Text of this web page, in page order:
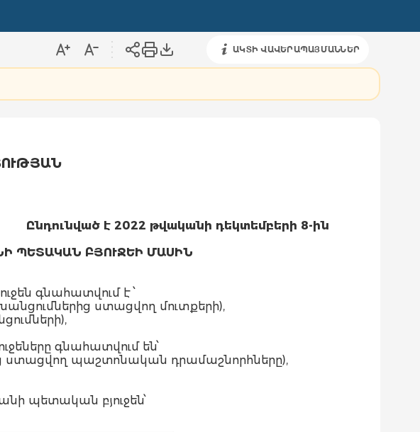
ԱԿՏԻ ՎԱՎԵՐԱՊԱՅՄԱՆՆԵՐ
Ընդունված է 2022 թվականի դեկտեմբերի 8-ին
ՊԵՏԱԿԱՆ ԲՅՈՒՋԵԻ ՄԱՍԻՆ
գնահատվում է ՝
ստացվող մուտքերի),
գնահատվում են՝
ստացվող պաշտոնական դրամաշնորհները),
պետական բյուջեն՝